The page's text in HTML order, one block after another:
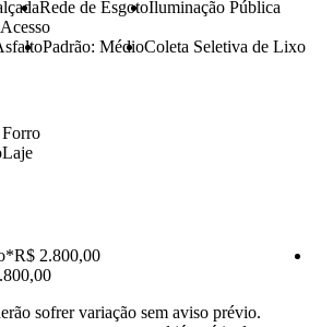
Rede de EsgotoIluminação Pública
Padrão: MédioColeta Seletiva de Lixo
Forro
Laje
*R$ 2.800,00
sofrer variação sem aviso prévio.